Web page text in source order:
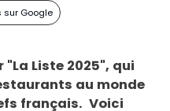
sur Google
Liste 2025", qui
au monde
français. Voici